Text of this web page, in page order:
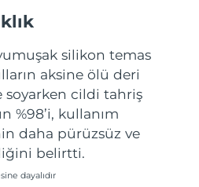
silikon temas
aksine ölü deri
cildi tahriş
%98’i, kullanım
daha pürüzsüz ve
belirtti.
dayalıdır
09/08/2026
Tahmini teslim tarihi
10/08/2026
Tahmini teslim tarihi